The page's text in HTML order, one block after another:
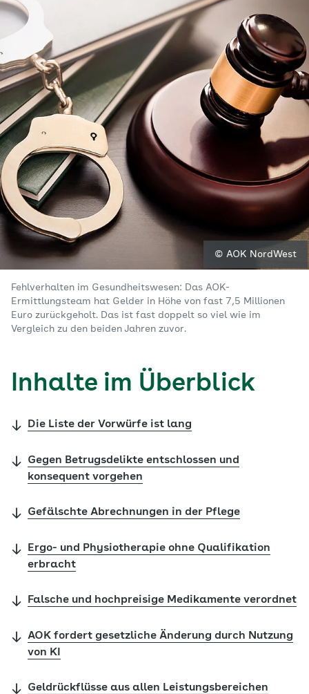
© AOK NordWest
Fehlverhalten im Gesundheitswesen: Das AOK-
Ermittlungsteam hat Gelder in Höhe von fast 7,5 Millionen
Euro zurückgeholt. Das ist fast doppelt so viel wie im
Vergleich zu den beiden Jahren zuvor.
Inhalte im Überblick
Die Liste der Vorwürfe ist lang
Gegen Betrugsdelikte entschlossen und
konsequent vorgehen
Gefälschte Abrechnungen in der Pflege
Ergo- und Physiotherapie ohne Qualifikation
erbracht
Falsche und hochpreisige Medikamente verordnet
AOK fordert gesetzliche Änderung durch Nutzung
von KI
Geldrückflüsse aus allen Leistungsbereichen